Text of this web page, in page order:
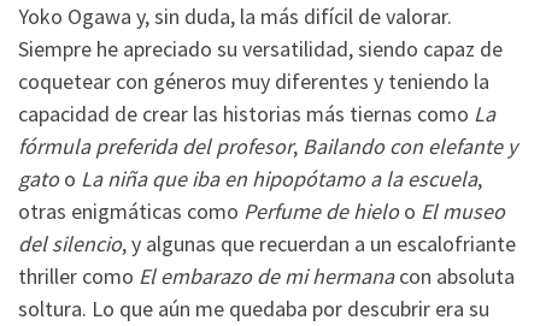
Yoko Ogawa y, sin duda, la más difícil de valorar.
Siempre he apreciado su versatilidad, siendo capaz de
coquetear con géneros muy diferentes y teniendo la
capacidad de crear las historias más tiernas como La
fórmula preferida del profesor, Bailando con elefante y
gatoo La niña que iba en hipopótamo a la escuela,
otras enigmáticas como Perfume de hieloo El museo
del silencio, y algunas que recuerdan a un escalofriante
thriller como El embarazo de mi hermanacon absoluta
soltura. Lo que aún me quedaba por descubrir era su